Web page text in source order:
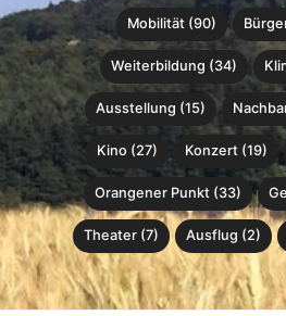
Mobilität (90)
Weiterbildung (34)
Ausstellung (15)
Kino (27) Konzert (19)
Orangener Punkt (33)
Theater (7) Ausflug (2)